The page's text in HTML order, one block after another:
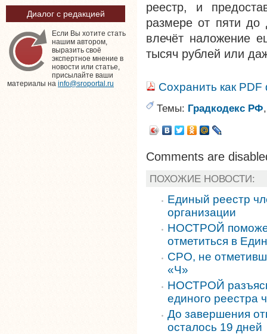
Диалог с редакцией
Если Вы хотите стать
нашим автором,
выразить своё
экспертное мнение в
новости или статье,
присылайте ваши
материалы на info@sroportal.ru
реестр, и
размере от пяти до
влечёт наложение
тысяч рублей или
Сохранить как
Темы: Градкодекс РФ
Comments are
ПОХОЖИЕ НОВОСТИ:
Единый реестр
организации
НОСТРОЙ
отметиться в
СРО, не
«Ч»
НОСТРОЙ
единого реестра
До завершения
осталось 19 дней